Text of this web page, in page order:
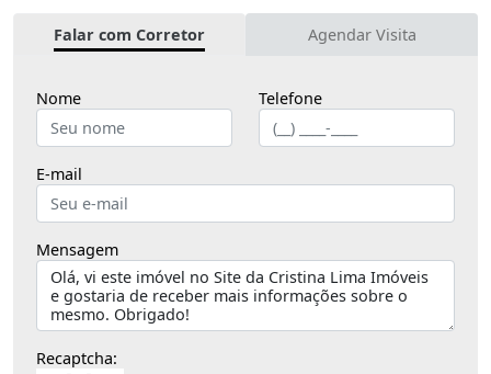
Falar com Corretor Agendar Visita
Nome Telefone
E-mail
Mensagem
Recaptcha: